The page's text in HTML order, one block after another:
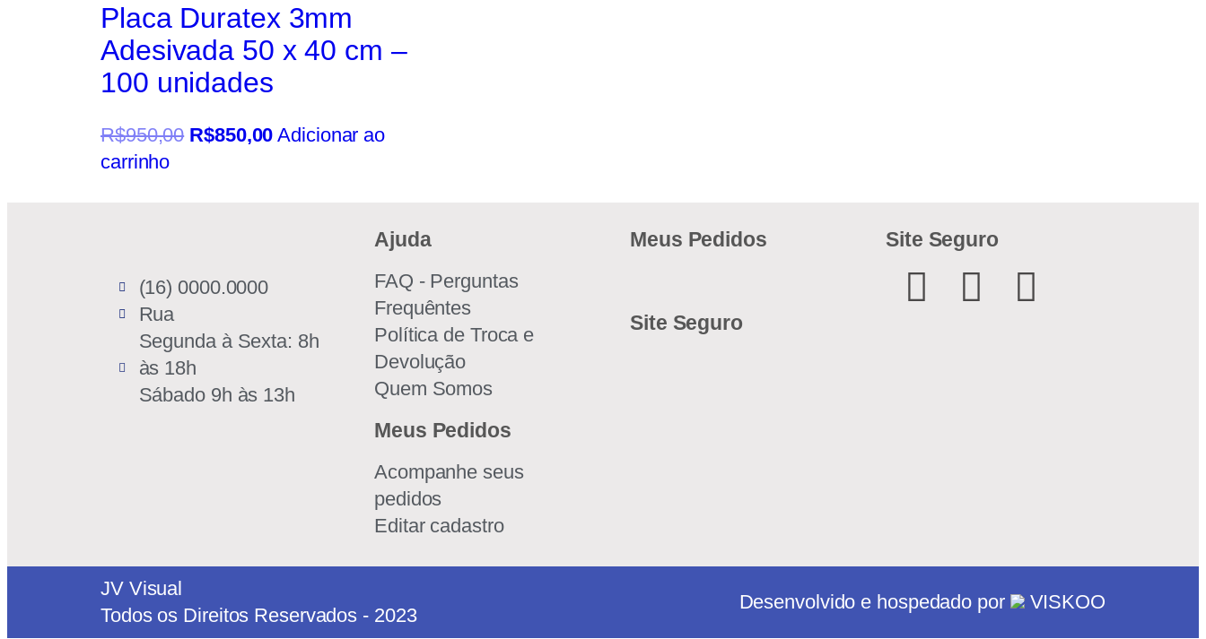
Placa Duratex 3mm
Adesivada 50 x 40 cm –
100 unidades
R$950,00 R$850,00 Adicionar ao
carrinho
(16) 0000.0000
Rua
Segunda à Sexta: 8h
às 18h
Sábado 9h às 13h
Ajuda
FAQ - Perguntas
Frequêntes
Política de Troca e
Devolução
Quem Somos
Meus Pedidos
Acompanhe seus
pedidos
Editar cadastro
Meus Pedidos
Site Seguro
Site Seguro
JV Visual
Todos os Direitos Reservados - 2023
Desenvolvido e hospedado por VISKOO